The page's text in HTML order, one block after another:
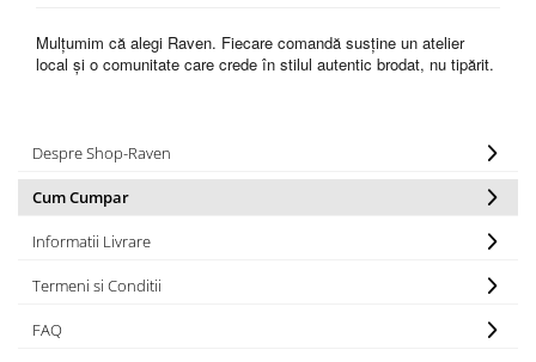
Mulțumim că alegi Raven. Fiecare comandă susține un atelier
local și o comunitate care crede în stilul autentic brodat, nu tipărit.
Despre Shop-Raven
Cum Cumpar
Informatii Livrare
Termeni si Conditii
FAQ